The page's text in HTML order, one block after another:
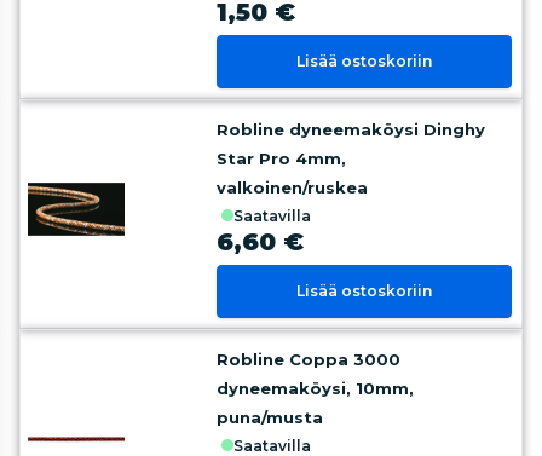
1,50 €
Lisää ostoskoriin
Robline dyneemaköysi Dinghy
Star Pro 4mm,
valkoinen/ruskea
saatavilla
6,60 €
Lisää ostoskoriin
Robline Coppa 3000
dyneemaköysi, 10mm,
puna/musta
saatavilla